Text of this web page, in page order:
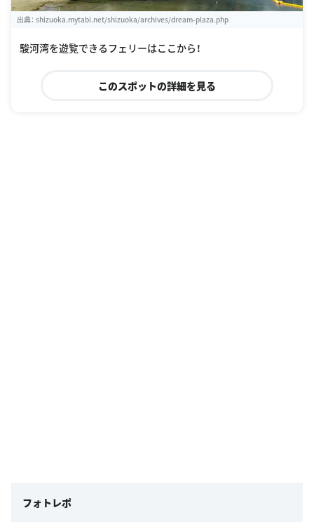
出典： shizuoka.mytabi.net/shizuoka/archives/dream-plaza.php
駿河湾を遊覧できるフェリーはここから！
このスポットの詳細を見る
フォトレポ